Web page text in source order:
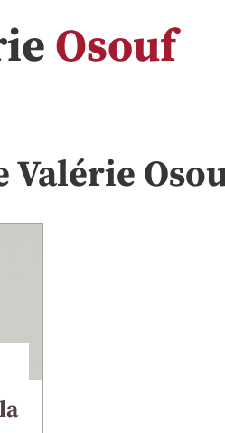
Osouf
Valérie